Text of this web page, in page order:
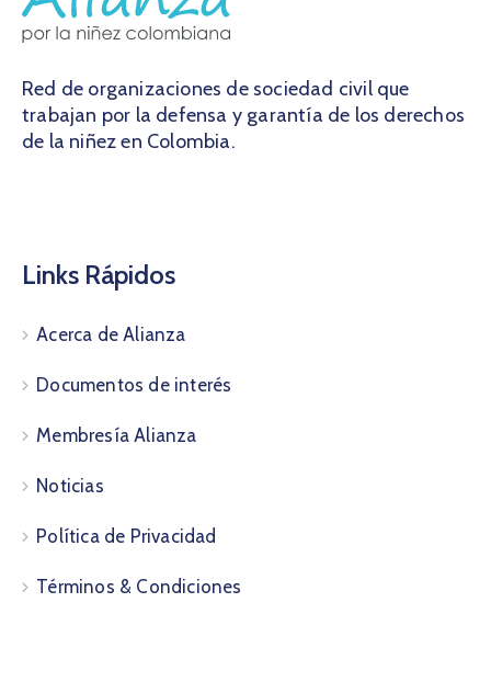
Red de organizaciones de sociedad civil que
trabajan por la defensa y garantía de los derechos
de la niñez en Colombia.
Links Rápidos
Acerca de Alianza
Documentos de interés
Membresía Alianza
Noticias
Política de Privacidad
Términos & Condiciones